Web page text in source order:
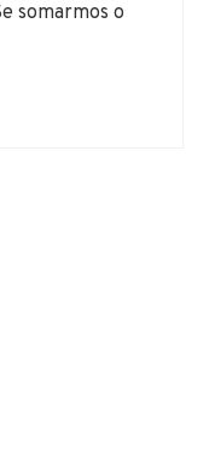
somarmos o